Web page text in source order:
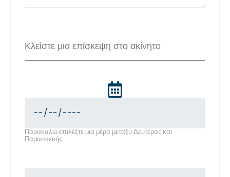
Κλείστε μια επίσκεψη στο ακίνητο
Παρακαλώ επιλέξτε μια μέρα μεταξύ Δευτέρας και
Παρασκευής.